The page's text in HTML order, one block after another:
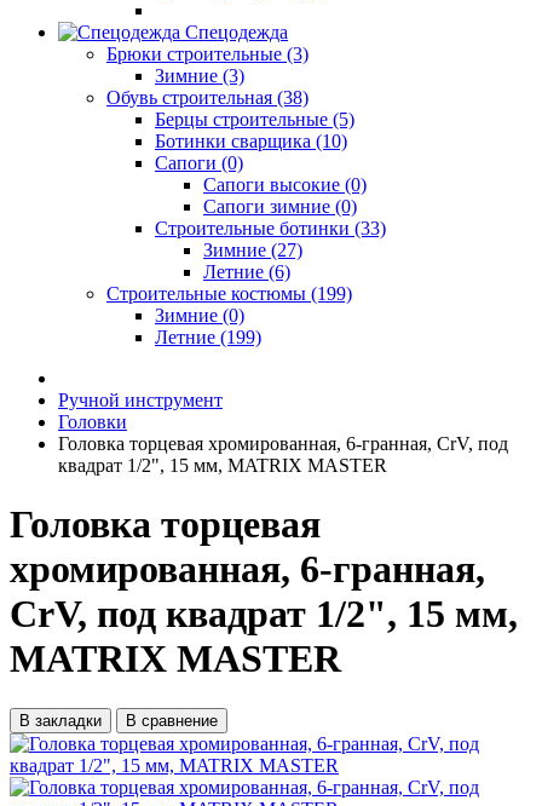
Спецодежда
Брюки строительные (3)
Зимние (3)
Обувь строительная (38)
Берцы строительные (5)
Ботинки сварщика (10)
Сапоги (0)
Сапоги высокие (0)
Сапоги зимние (0)
Строительные ботинки (33)
Зимние (27)
Летние (6)
Строительные костюмы (199)
Зимние (0)
Летние (199)
Ручной инструмент
Головки
Головка торцевая хромированная, 6-гранная, СrV, под
квадрат 1/2", 15 мм, MATRIX MASTER
Головка торцевая
хромированная, 6-гранная,
СrV, под квадрат 1/2", 15 мм,
MATRIX MASTER
В закладки В сравнение